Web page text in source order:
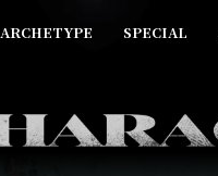
ARCHETYPE SPECIAL